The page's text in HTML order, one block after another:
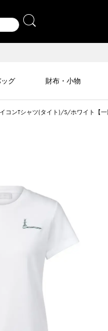
グ 財布・小物
コンTシャツ(タイト)/S/ホワイト【一